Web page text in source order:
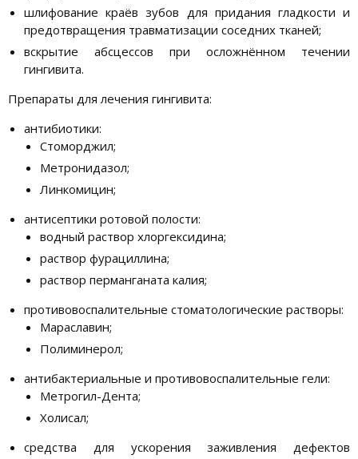
шлифование краёв зубов для придания гладкости и
предотвращения травматизации соседних тканей;
вскрытие абсцессов при осложнённом течении
гингивита.
Препараты для лечения гингивита:
антибиотики:
Стоморджил;
Метронидазол;
Линкомицин;
антисептики ротовой полости:
водный раствор хлоргексидина;
раствор фурациллина;
раствор перманганата калия;
противовоспалительные стоматологические растворы:
Мараславин;
Полиминерол;
антибактериальные и противовоспалительные гели:
Метрогил-Дента;
Холисал;
средства для ускорения заживления дефектов